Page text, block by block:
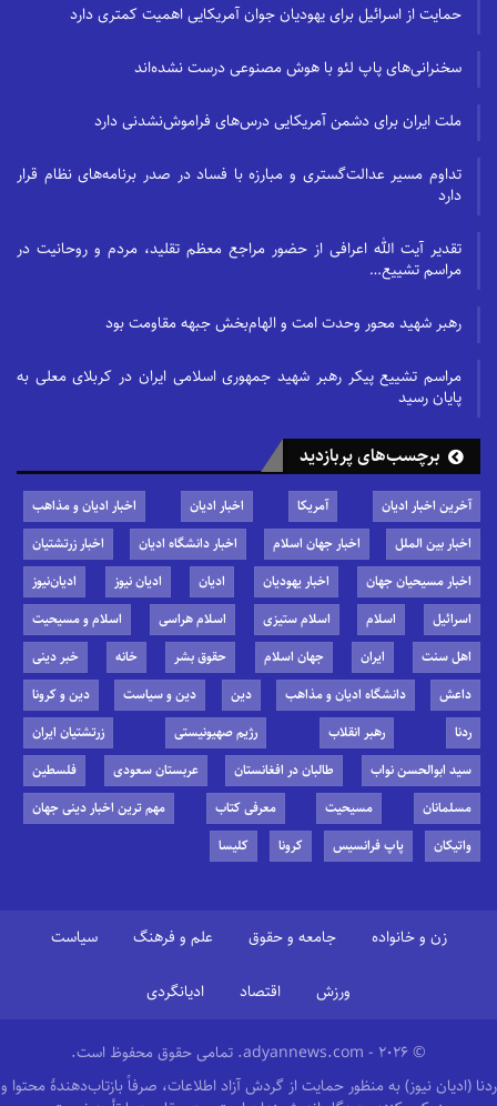
حمایت از اسرائیل برای یهودیان جوان آمریکایی اهمیت کمتری دارد
سخنرانی‌های پاپ لئو با هوش مصنوعی درست نشده‌اند
ملت ایران برای دشمن آمریکایی درس‌های فراموش‌نشدنی دارد
تداوم مسیر عدالت‌گستری و مبارزه با فساد در صدر برنامه‌های نظام قرار
دارد
تقدیر آیت الله اعرافی از حضور مراجع معظم تقلید، مردم و روحانیت در
مراسم تشییع…
رهبر شهید محور وحدت امت و الهام‌بخش جبهه مقاومت بود
مراسم تشییع پیکر رهبر شهید جمهوری اسلامی ایران در کربلای معلی به
پایان رسید
برچسب‌های پربازدید
آخرین اخبار ادیان آمریکا اخبار ادیان
اخبار ادیان و مذاهب
اخبار بین الملل
اخبار جهان اسلام اخبار دانشگاه ادیان
اخبار زرتشتیان
اخبار مسیحیان جهان
اخبار یهودیان ادیان ادیان نیوز
ادیان‌نیوز
اسرائیل
اسلام اسلام ستیزی اسلام هراسی
اسلام و مسیحیت
اهل سنت
ایران جهان اسلام حقوق بشر خانه
خبر دینی
داعش
دانشگاه ادیان و مذاهب دین دین و سیاست
دین و کرونا
ردنا
رهبر انقلاب رژیم صهیونیستی
زرتشتیان ایران
سید ابوالحسن نواب
طالبان در افغانستان عربستان سعودی
فلسطین
مسلمانان
مسیحیت معرفی کتاب
مهم ترین اخبار دینی جهان
واتیکان
پاپ فرانسیس کرونا کلیسا
زن و خانواده جامعه و حقوق علم و فرهنگ سیاست
ورزش اقتصاد ادیانگردی
© 2026 - adyannews.com. تمامی حقوق محفوظ است.
ردنا (ادیان نیوز) به منظور حمایت از گردش آزاد اطلاعات، صرفاً بازتاب‌دهندهٔ محتوا و